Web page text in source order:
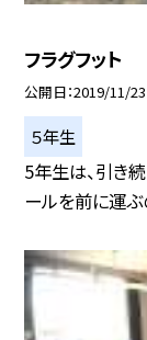
フラグフット
公開日 2019/11/23
５年生
5年生は、引き
ールを前に運